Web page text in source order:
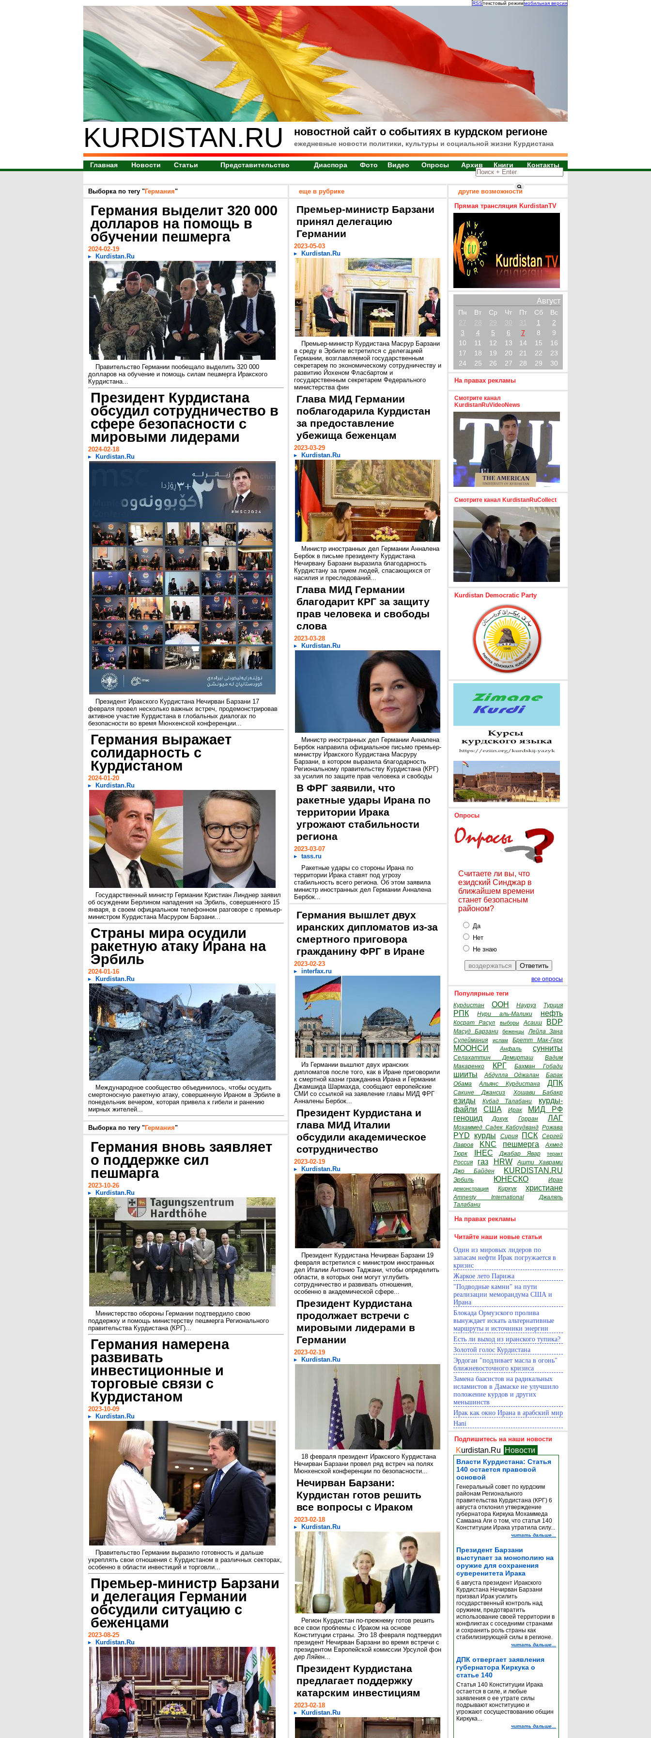
RSSтекстовый режиммобильная версия
KURDISTAN.RU новостной сайт о событиях в курдском регионе
ежедневные новости политики, культуры и социальной жизни Курдистана
Главная Новости Статьи Представительство Диаспора Фото Видео Опросы Архив Книги Контакты
Выборка по тегу "Германия"
Германия выделит 320 000
долларов на помощь в
обучении пешмерга
2024-02-19
Kurdistan.Ru
Правительство Германии пообещало выделить 320 000
долларов на обучение и помощь силам пешмерга Иракского
Курдистана...
Президент Курдистана
обсудил сотрудничество в
сфере безопасности c
мировыми лидерами
2024-02-18
Kurdistan.Ru
Президент Иракского Курдистана Нечирван Барзани 17
февраля провел несколько важных встреч, продемонстрировав
активное участие Курдистана в глобальных диалогах по
безопасности во время Мюнхенской конференции...
Германия выражает
солидарность с
Курдистаном
2024-01-20
Kurdistan.Ru
Государственный министр Германии Кристиан Линднер заявил
об осуждении Берлином нападения на Эрбиль, совершенного 15
января, в своем официальном телефонном разговоре с премьер-
министром Курдистана Масруром Барзани...
Страны мира осудили
ракетную атаку Ирана на
Эрбиль
2024-01-16
Kurdistan.Ru
Международное сообщество объединилось, чтобы осудить
смертоносную ракетную атаку, совершенную Ираном в Эрбиле в
понедельник вечером, которая привела к гибели и ранению
мирных жителей...
Выборка по тегу "Германия"
Германия вновь заявляет
о поддержке сил
пешмарга
2023-10-26
Kurdistan.Ru
Министерство обороны Германии подтвердило свою
поддержку и помощь министерству пешмерга Регионального
правительства Курдистана (КРГ)...
Германия намерена
развивать
инвестиционные и
торговые связи с
Курдистаном
2023-10-09
Kurdistan.Ru
Правительство Германии выразило готовность и дальше
укреплять свои отношения с Курдистаном в различных секторах,
особенно в области инвестиций и торговли...
Премьер-министр Барзани
и делегация Германии
обсудили ситуацию с
беженцами
2023-08-25
Kurdistan.Ru
еще в рубрике
Премьер-министр Барзани
принял делегацию
Германии
2023-05-03
Kurdistan.Ru
Премьер-министр Курдистана Масрур Барзани
в среду в Эрбиле встретился с делегацией
Германии, возглавляемой государственным
секретарем по экономическому сотрудничеству и
развитию Йохеном Фласбартом и
государственным секретарем Федерального
министерства фин
Глава МИД Германии
поблагодарила Курдистан
за предоставление
убежища беженцам
2023-03-29
Kurdistan.Ru
Министр иностранных дел Германии Анналена
Бербок в письме президенту Курдистана
Нечирвану Барзани выразила благодарность
Курдистану за прием людей, спасающихся от
насилия и преследований...
Глава МИД Германии
благодарит КРГ за защиту
прав человека и свободы
слова
2023-03-28
Kurdistan.Ru
Министр иностранных дел Германии Анналена
Бербок направила официальное письмо премьер-
министру Иракского Курдистана Масруру
Барзани, в котором выразила благодарность
Региональному правительству Курдистана (КРГ)
за усилия по защите прав человека и свободы
В ФРГ заявили, что
ракетные удары Ирана по
территории Ирака
угрожают стабильности
региона
2023-03-07
tass.ru
Ракетные удары со стороны Ирана по
территории Ирака ставят под угрозу
стабильность всего региона. Об этом заявила
министр иностранных дел Германии Анналена
Бербок...
Германия вышлет двух
иранских дипломатов из-за
смертного приговора
гражданину ФРГ в Иране
2023-02-23
interfax.ru
Из Германии вышлют двух иранских
дипломатов после того, как в Иране приговорили
к смертной казни гражданина Ирана и Германии
Джамшида Шармахда, сообщают европейские
СМИ со ссылкой на заявление главы МИД ФРГ
Анналены Бербок...
Президент Курдистана и
глава МИД Италии
обсудили академическое
сотрудничество
2023-02-19
Kurdistan.Ru
Президент Курдистана Нечирван Барзани 19
февраля встретился с министром иностранных
дел Италии Антонио Таджани, чтобы определить
области, в которых они могут углубить
сотрудничество и развивать отношения,
особенно в академической сфере...
Президент Курдистана
продолжает встречи с
мировыми лидерами в
Германии
2023-02-19
Kurdistan.Ru
18 февраля президент Иракского Курдистана
Нечирван Барзани провел ряд встреч на полях
Мюнхенской конференции по безопасности...
Нечирван Барзани:
Курдистан готов решить
все вопросы с Ираком
2023-02-18
Kurdistan.Ru
Регион Курдистан по-прежнему готов решить
все свои проблемы с Ираком на основе
Конституции страны. Это 18 февраля подтвердил
президент Нечирван Барзани во время встречи с
президентом Европейской комиссии Урсулой фон
дер Ляйен...
Президент Курдистана
предлагает поддержку
катарским инвестициям
2023-02-18
Kurdistan.Ru
другие возможности
Прямая трансляция KurdistanTV
Август
Пн Вт Ср Чт Пт Сб
Вс
27
28 29 30 31 1
2
3
4 5 6 7 8
9
10
11 12 13 14 15
16
17
18 19 20 21 22
23
24
25 26 27 28 29 30
На правах рекламы
Смотрите канал
KurdistanRuVideoNews
Смотрите канал KurdistanRuCollect
Kurdistan Democratic Party
Опросы
Считаете ли вы, что
езидский Синджар в
ближайшем времени
станет безопасным
районом?
Да
Нет
Не знаю
все опросы
Популярные теги
Курдистан ООН Науруз Турция
РПК Нури аль-Малики нефть
Косрат Расул выборы Асаиш BDP
Масуд Барзани беженцы
Лейла Зана
Сулеймания
ислам Бретт Мак-Герк
МООНСИ Анфаль сунниты
Селахаттин Демирташ
Вадим
Макаренко
КРГ Бахман Гобади
шииты Абдулла Оджалан
Барак
Обама
Альянс Курдистана ДПК
Сакине Джансиз Хошави Бабакр
езиды Кубад Талабани
курды-
файли
США Ирак
МИД РФ
геноцид
Дохук Горран ЛАГ
Мохаммед Садек Кабоудванд Рожава
PYD курды Сирия ПСК
Сергей
Лавров
KNC пешмерга
Ахмед
Тюрк
IHEC Джабар Явар теракт
Россия газ HRW
Ашти Хаврами
Джо Байден
KURDISTAN.RU
Эрбиль ЮНЕСКО Иран
демонстрация Киркук христиане
Amnesty International
Джаляль
Талабани
На правах рекламы
Читайте наши новые статьи
Один из мировых лидеров по
запасам нефти Ирак погружается в
кризис
Жаркое лето Парижа
"Подводные камни" на пути
реализации меморандума США и
Ирана
Блокада Ормузского пролива
вынуждает искать альтернативные
маршруты и источники энергии
Есть ли выход из иранского тупика?
Золотой голос Курдистана
Эрдоган "подливает масла в огонь"
ближневосточного кризиса
Замена баасистов на радикальных
исламистов в Дамаске не улучшило
положение курдов и других
меньшинств
Ирак как окно Ирана в арабский мир
Hani
Подпишитесь на наши новости
Kurdistan.Ru Новости
Власти Курдистана: Статья
140 остается правовой
основой
Генеральный совет по курдским
районам Регионального
правительства Курдистана (КРГ) 6
августа отклонил утверждение
губернатора Киркука Мохаммеда
Самаана Аги о том, что статья 140
Конституции Ирака утратила силу...
читать дальше...
Президент Барзани
выступает за монополию на
оружие для сохранения
суверенитета Ирака
6 августа президент Иракского
Курдистана Нечирван Барзани
призвал Ирак усилить
государственный контроль над
оружием, предотвратить
использование своей территории в
конфликтах с соседними странами
и сохранить роль страны как
стабилизирующей силы в регионе.
читать дальше...
ДПК отвергает заявления
губернатора Киркука о
статье 140
Статья 140 Конституции Ирака
остается в силе, и любые
заявления о ее утрате силы
подрывают конституцию и
угрожают сосуществованию общин
Киркука...
читать дальше...